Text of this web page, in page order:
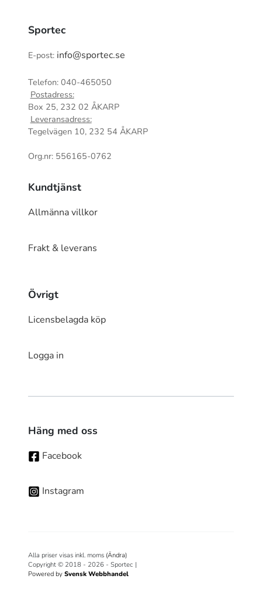
Sportec
E-post: info@sportec.se
Telefon: 040-465050
Postadress:
Box 25, 232 02 ÅKARP
Leveransadress:
Tegelvägen 10, 232 54 ÅKARP
Org.nr: 556165-0762
Kundtjänst
Allmänna villkor
Frakt & leverans
Övrigt
Licensbelagda köp
Logga in
Häng med oss
Facebook
Instagram
Alla priser visas inkl. moms (Ändra)
Copyright © 2018 - 2026 - Sportec |
Powered by Svensk Webbhandel